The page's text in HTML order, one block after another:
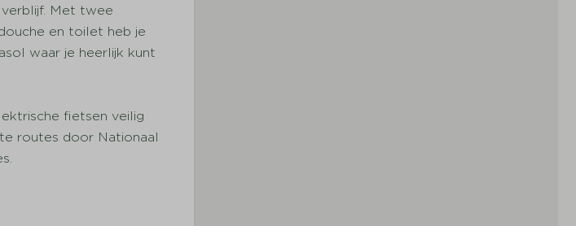
Met twee
en toilet heb je
waar je heerlijk kunt
fietsen veilig
routes door Nationaal